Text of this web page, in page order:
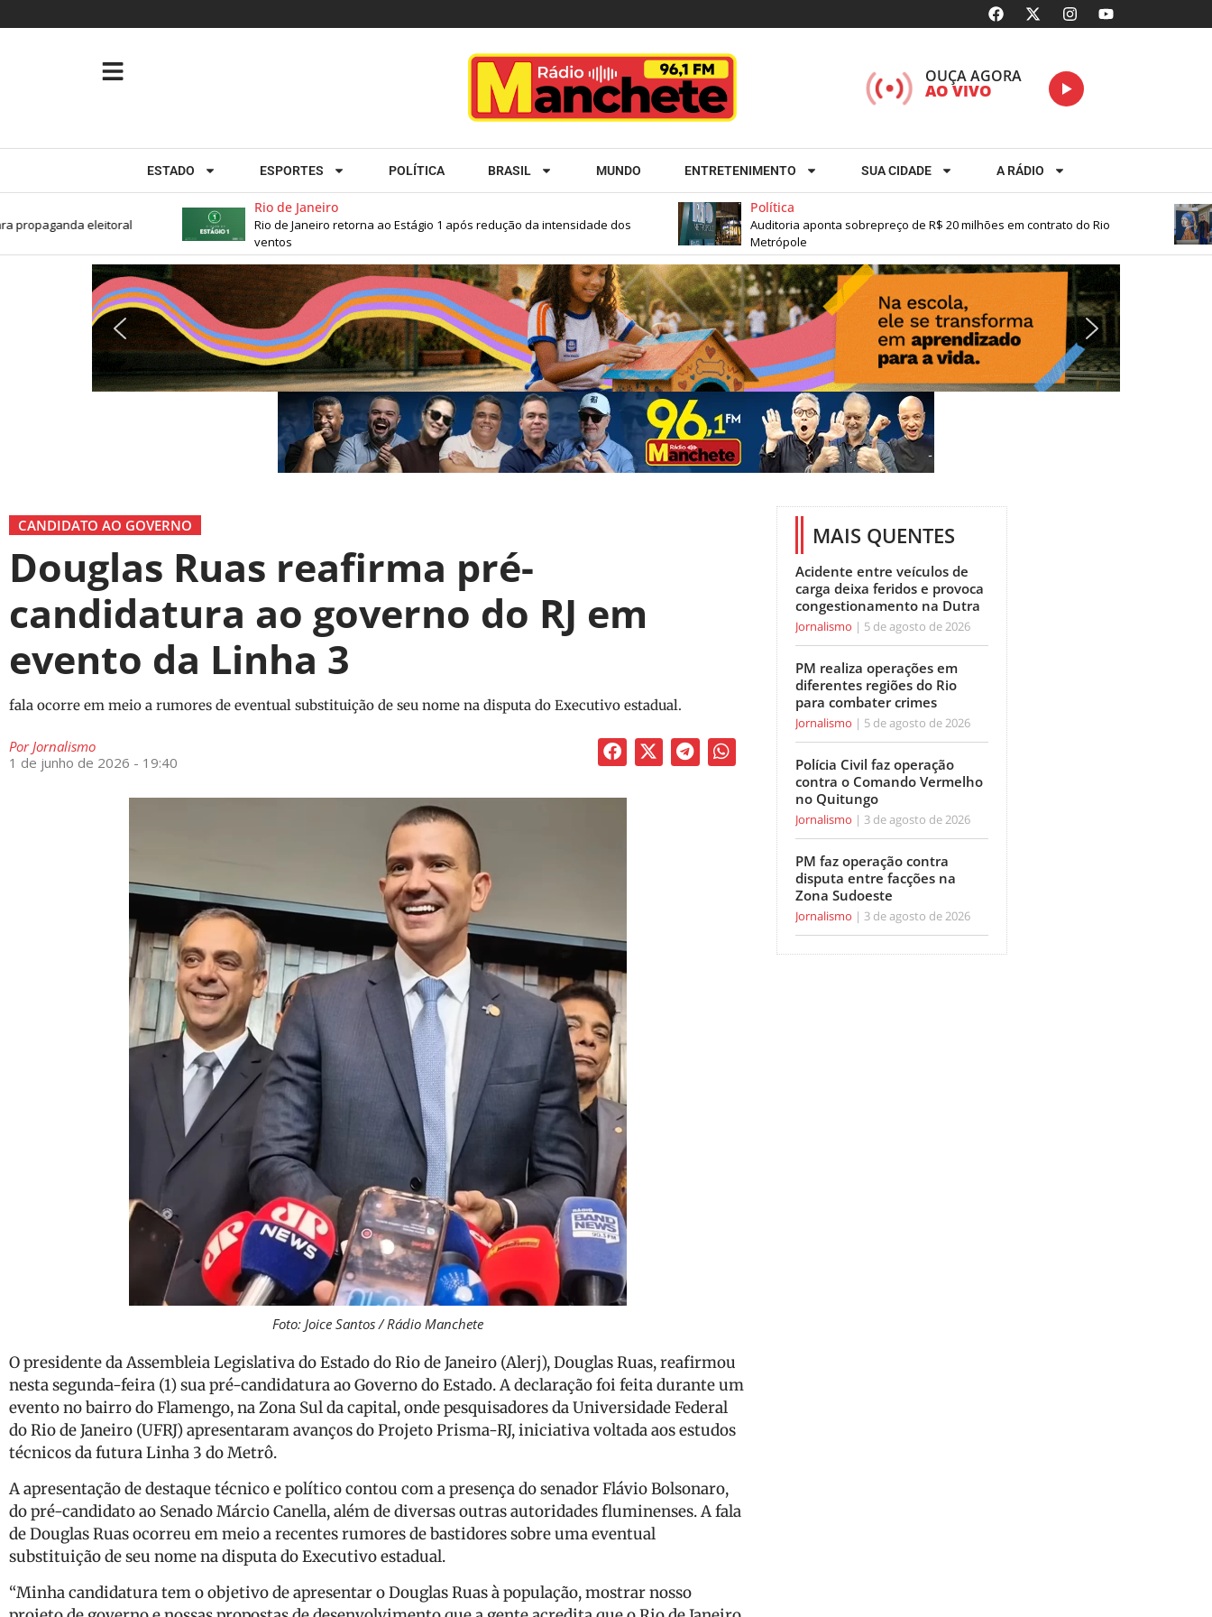
OUÇA AGORA
AO VIVO
ESTADO ESPORTES POLÍTICA BRASIL MUNDO ENTRETENIMENTO SUA CIDADE A RÁDIO
Rio de Janeiro
Rio de Janeiro retorna ao Estágio 1 após redução da intensidade dos
ventos
Política
Auditoria aponta sobrepreço de R$ 20 milhões em contrato do Rio
Metrópole
eleitoral
CANDIDATO AO GOVERNO
Douglas Ruas reafirma pré-
candidatura ao governo do RJ em
evento da Linha 3
fala ocorre em meio a rumores de eventual substituição de seu nome na disputa do Executivo estadual.
PorJornalismo
1 de junho de 2026 - 19:40
Foto: Joice Santos / Rádio Manchete
O presidente da Assembleia Legislativa do Estado do Rio de Janeiro (Alerj), Douglas Ruas, reafirmou
nesta segunda-feira (1) sua pré-candidatura ao Governo do Estado. A declaração foi feita durante um
evento no bairro do Flamengo, na Zona Sul da capital, onde pesquisadores da Universidade Federal
do Rio de Janeiro (UFRJ) apresentaram avanços do Projeto Prisma-RJ, iniciativa voltada aos estudos
técnicos da futura Linha 3 do Metrô.
A apresentação de destaque técnico e político contou com a presença do senador Flávio Bolsonaro,
do pré-candidato ao Senado Márcio Canella, além de diversas outras autoridades fluminenses. A fala
de Douglas Ruas ocorreu em meio a recentes rumores de bastidores sobre uma eventual
substituição de seu nome na disputa do Executivo estadual.
“Minha candidatura tem o objetivo de apresentar o Douglas Ruas à população, mostrar nosso
MAIS QUENTES
Acidente entre veículos de
carga deixa feridos e provoca
congestionamento na Dutra
Jornalismo 5 de agosto de 2026
PM realiza operações em
diferentes regiões do Rio
para combater crimes
Jornalismo 5 de agosto de 2026
Polícia Civil faz operação
contra o Comando Vermelho
no Quitungo
Jornalismo 3 de agosto de 2026
PM faz operação contra
disputa entre facções na
Zona Sudoeste
Jornalismo 3 de agosto de 2026